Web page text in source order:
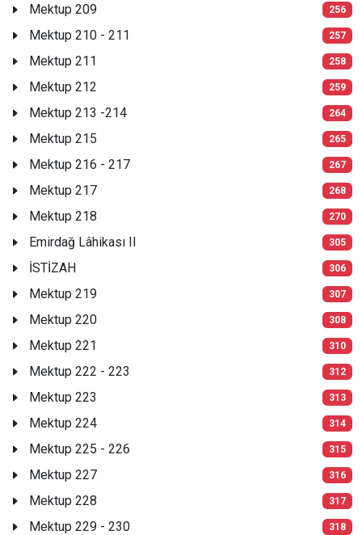
Mektup 209 256
Mektup 210 - 211 257
Mektup 211 258
Mektup 212 259
Mektup 213 -214 264
Mektup 215 265
Mektup 216 - 217 267
Mektup 217 268
Mektup 218 270
Emirdağ Lâhikası II 305
İSTİZAH 306
Mektup 219 307
Mektup 220 308
Mektup 221 310
Mektup 222 - 223 312
Mektup 223 313
Mektup 224 314
Mektup 225 - 226 315
Mektup 227 316
Mektup 228 317
Mektup 229 - 230 318